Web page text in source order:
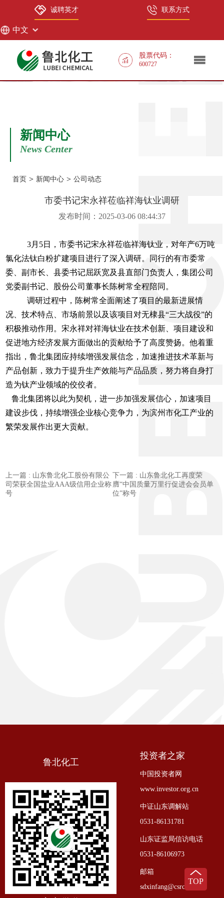
诚聘英才 联系方式
中文
中文
EN
股票代码：
600727
新闻中心
News Center
首页 > 新闻中心 > 公司动态
市委书记宋永祥莅临祥海钛业调研
发布时间：2025-03-06 08:44:37
3月5日，市委书记宋永祥莅临祥海钛业，对年产6万吨
氯化法钛白粉扩建项目进行了深入调研。同行的有市委常
委、副市长、县委书记屈跃宽及县直部门负责人，集团公司
党委副书记、股份公司董事长陈树常全程陪同。
调研过程中，陈树常全面阐述了项目的最新进展情
况、技术特点、市场前景以及该项目对无棣县“三大战役”的
积极推动作用。宋永祥对祥海钛业在技术创新、项目建设和
促进地方经济发展方面做出的贡献给予了高度赞扬。他着重
指出，鲁北集团应持续增强发展信念，加速推进技术革新与
产品创新，致力于提升生产效能与产品品质，努力将自身打
造为钛产业领域的佼佼者。
鲁北集团将以此为契机，进一步加强发展信心，加速项目
建设步伐，持续增强企业核心竞争力，为滨州市化工产业的
繁荣发展作出更大贡献。
上一篇 : 山东鲁北化工股份有限公
司荣获全国盐业AAA级信用企业称
号
下一篇 : 山东鲁北化工再度荣
膺“中国质量万里行促进会会员单
位”称号
鲁北化工
投资者之家
中国投资者网
www.investor.org.cn
中证山东调解站
0531-86131781
山东证监局信访电话
0531-86106973
邮箱
sdxinfang@csrc.gov.cn
TOP